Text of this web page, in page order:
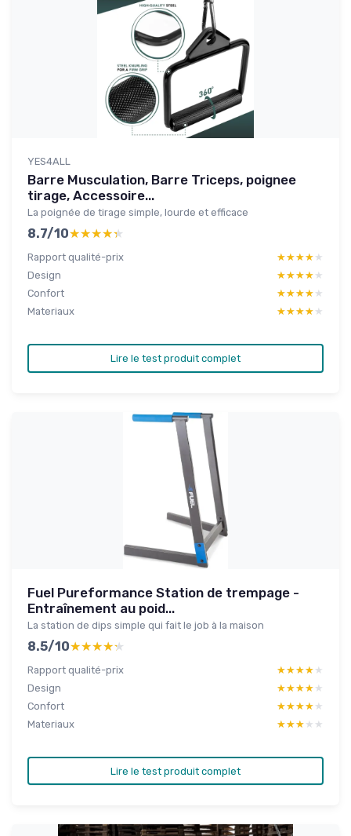
YES4ALL
Barre Musculation, Barre Triceps, poignee
tirage, Accessoire...
La poignée de tirage simple, lourde et efficace
8.7/10★★★★★
★★★★★
Rapport qualité-prix ★★★★★
★★★★★
Design
★★★★★
★★★★★
Confort
★★★★★
★★★★★
Materiaux
★★★★★
★★★★★
Lire le test produit complet
Fuel Pureformance Station de trempage -
Entraînement au poid...
La station de dips simple qui fait le job à la maison
8.5/10★★★★★
★★★★★
Rapport qualité-prix ★★★★★
★★★★★
Design
★★★★★
★★★★★
Confort
★★★★★
★★★★★
Materiaux
★★★★★
★★★★★
Lire le test produit complet